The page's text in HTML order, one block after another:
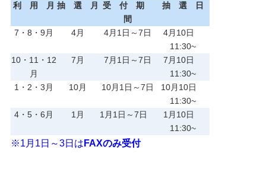
利 用 月 抽 選 月
受 付 期
間
抽 選 日
7・8・9月 4月 4月1日～7日
4月10日
11:30~
10・11・12
月
7月 7月1日～7日
7月10日
11:30~
1・2・3月
10月 10月1日～7日
10月10日
11:30~
4・5・6月
1月 1月1日～7日
1月10日
11:30~
※1月1日～3日は FAXのみ受付